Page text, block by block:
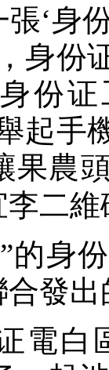
‘身
身份
份
起手
果農
二
身份
發
白